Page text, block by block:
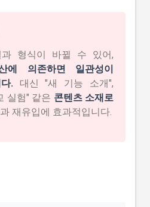
형식이 바뀔 수 있어,
에 의존하면 일관성이
. 대신 "새 기능 소개",
실험" 같은 콘텐츠 소재로
재유입에 효과적입니다.